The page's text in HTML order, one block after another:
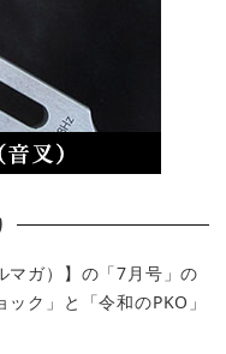
マガ）】の「7月号」の
ク」と「令和のPKO」